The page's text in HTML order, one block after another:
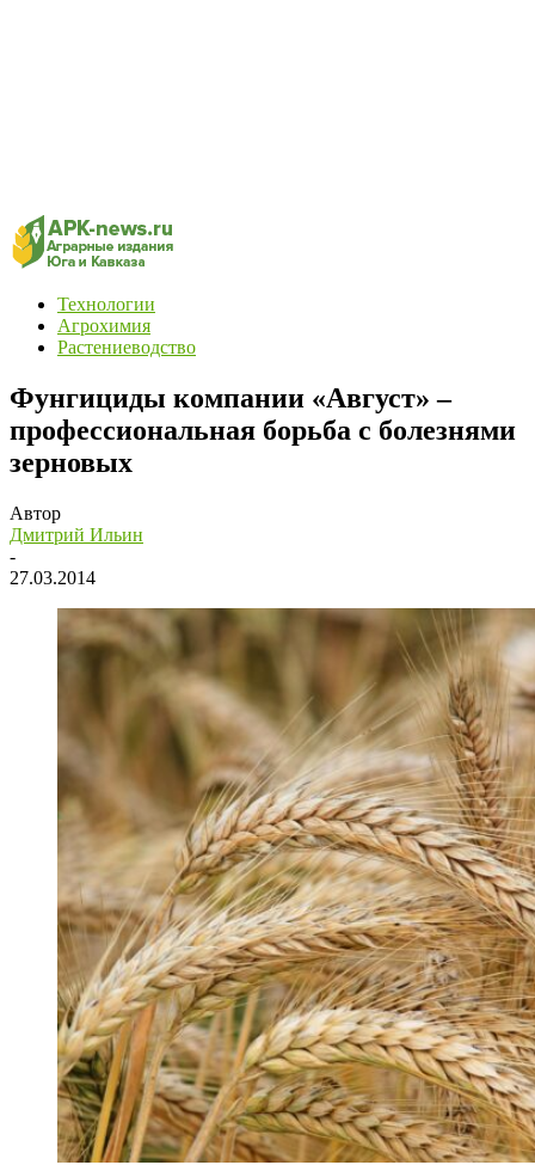
Технологии
Агрохимия
Растениеводство
Фунгициды компании «Август» –
профессиональная борьба с болезнями
зерновых
Автор
Дмитрий Ильин
-
27.03.2014